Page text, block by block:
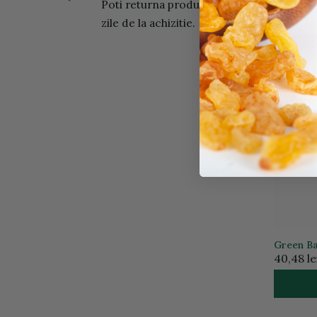
BIO 200G
42,12 lei
Green
40,48
Poti returna produsele in 14
zile de la achizitie.